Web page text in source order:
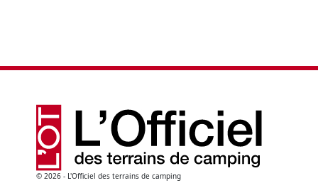
© 2026 - L'Officiel des terrains de camping